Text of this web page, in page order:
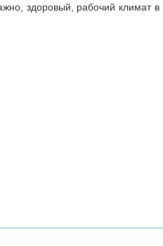
здоровый, рабочий климат в